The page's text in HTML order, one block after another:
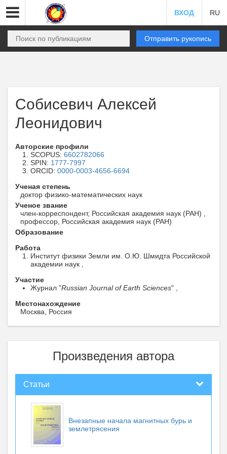
ВХОД RU
Отправить рукопись
Собисевич Алексей
Леонидович
Авторские профили
SCOPUS: 6602782066
SPIN: 1777-7997
ORCID: 0000-0003-4656-6694
Ученая степень
доктор физико-математических наук
Ученое звание
член-корреспондент, Российская академия наук (РАН) ,
профессор, Российская академия наук (РАН)
Образование
Работа
Институт физики Земли им. О.Ю. Шмидта Российской
академии наук ,
Участие
Журнал "Russian Journal of Earth Sciences" ,
Местонахождение
Москва, Россия
Произведения автора
Статьи
Внезапные начала магнитных бурь и
землетрясения